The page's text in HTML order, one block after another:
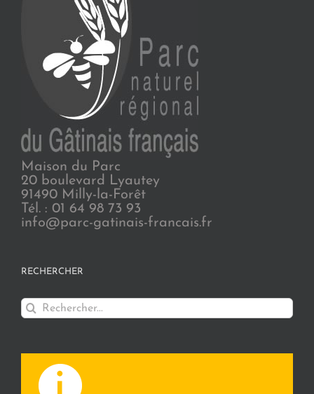
Maison du Parc
20 boulevard Lyautey
91490 Milly-la-Forêt
Tél. : 01 64 98 73 93
info@parc-gatinais-francais.fr
RECHERCHER
Rechercher: